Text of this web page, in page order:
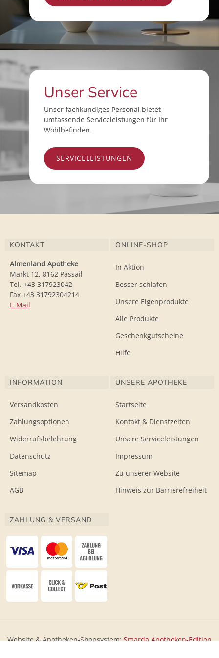
Unser Service
Unser fachkundiges Personal bietet
umfassende Serviceleistungen für Ihr
Wohlbefinden.
SERVICELEISTUNGEN
KONTAKT
Almenland Apotheke
Markt 12, 8162 Passail
Tel. +43 317923042
Fax +43 31792304214
E-Mail
ONLINE-SHOP
In Aktion
Besser schlafen
Unsere Eigenprodukte
Alle Produkte
Geschenkgutscheine
Hilfe
INFORMATION
Versandkosten
Zahlungsoptionen
Widerrufsbelehrung
Datenschutz
Sitemap
AGB
UNSERE APOTHEKE
Startseite
Kontakt & Dienstzeiten
Unsere Serviceleistungen
Impressum
Zu unserer Website
Hinweis zur Barrierefreiheit
ZAHLUNG & VERSAND
Website & Apotheken-Shopsystem:Smarda Apotheken-Edition